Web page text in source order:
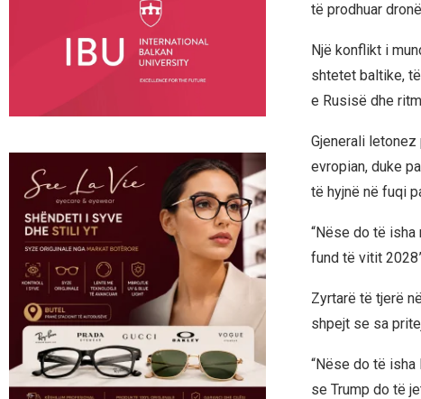
të prodhuar
Një konflikt i
shtetet baltike,
e Rusisë dhe
Gjenerali
evropian, duke
të hyjnë në fuqi
“Nëse do të
fund të vitit
Zyrtarë të tjerë
shpejt se sa
“Nëse do të
se Trump do të